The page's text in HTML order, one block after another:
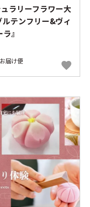
ラリーフラワー大
テンフリー&ヴィ
』
届け便 favorite